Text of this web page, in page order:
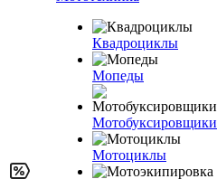
Квадроциклы
Мопеды
Мотобуксировщики
Мотоциклы